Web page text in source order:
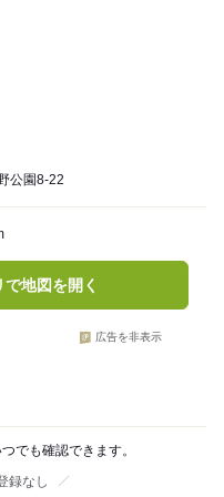
公園8-22
地図を開く
広告を非表示
でも確認できます。
録なし